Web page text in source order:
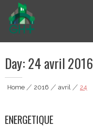
content
Day: 24 avril 2016
Home|2016|avril|24
ENERGETIQUE